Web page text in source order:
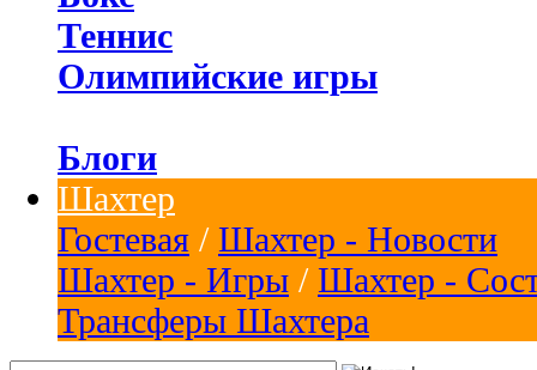
Теннис
Олимпийские игры
Блоги
Шахтер
Гостевая / Шахтер - Новости
Шахтер - Игры / Шахтер -
Трансферы Шахтера